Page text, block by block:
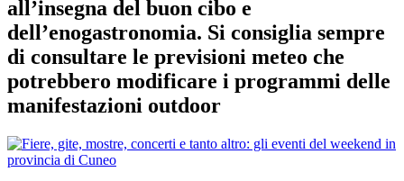
all’insegna del buon cibo e
dell’enogastronomia. Si consiglia sempre
di consultare le previsioni meteo che
potrebbero modificare i programmi delle
manifestazioni outdoor